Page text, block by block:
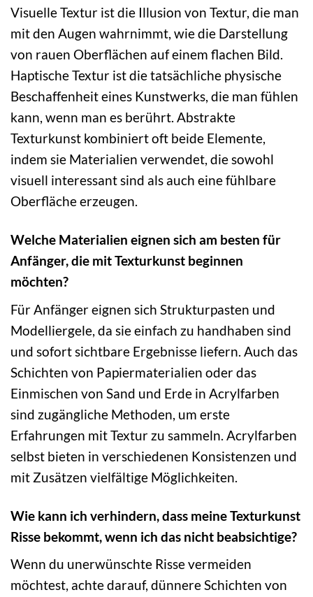
Visuelle Textur ist die Illusion von Textur, die man
mit den Augen wahrnimmt, wie die Darstellung
von rauen Oberflächen auf einem flachen Bild.
Haptische Textur ist die tatsächliche physische
Beschaffenheit eines Kunstwerks, die man fühlen
kann, wenn man es berührt. Abstrakte
Texturkunst kombiniert oft beide Elemente,
indem sie Materialien verwendet, die sowohl
visuell interessant sind als auch eine fühlbare
Oberfläche erzeugen.
Welche Materialien eignen sich am besten für
Anfänger, die mit Texturkunst beginnen
möchten?
Für Anfänger eignen sich Strukturpasten und
Modelliergele, da sie einfach zu handhaben sind
und sofort sichtbare Ergebnisse liefern. Auch das
Schichten von Papiermaterialien oder das
Einmischen von Sand und Erde in Acrylfarben
sind zugängliche Methoden, um erste
Erfahrungen mit Textur zu sammeln. Acrylfarben
selbst bieten in verschiedenen Konsistenzen und
mit Zusätzen vielfältige Möglichkeiten.
Wie kann ich verhindern, dass meine Texturkunst
Risse bekommt, wenn ich das nicht beabsichtige?
Wenn du unerwünschte Risse vermeiden
möchtest, achte darauf, dünnere Schichten von